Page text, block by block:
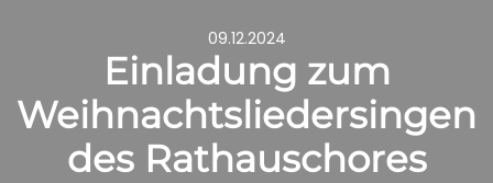
09.12.2024
Einladung zum
Weihnachtsliedersingen
des Rathauschores